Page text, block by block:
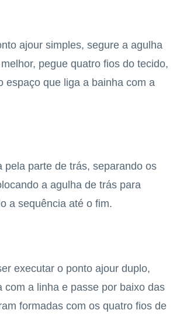
ajour simples, segure a agulha
pegue quatro fios do tecido,
espaço que liga a bainha com a
pela parte de trás, separando os
a agulha de trás para
a sequência até o fim.
executar o ponto ajour duplo,
com a linha e passe por baixo das
formadas com os quatro fios de